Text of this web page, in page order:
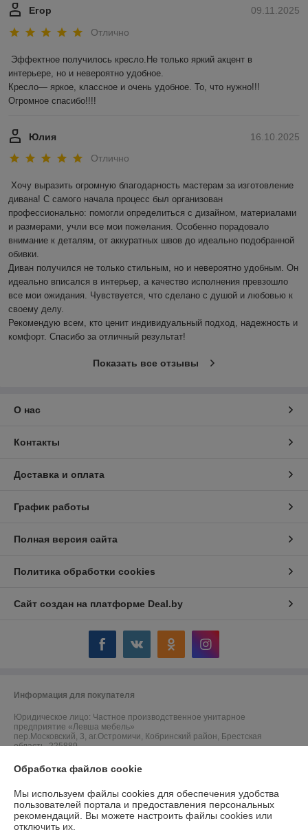
09.11.2025
Егор
Отлично
Эффектное получилось кресло.Не только яркий акцент в
интерьере, но и невероятно удобное.
Кресло— яркое, классное и очень удобное. То, что нужно!!!
Огромное спасибо!!!!
16.10.2025
Юлия
Отлично
Хочу выразить огромную благодарность мастерам за изготовление
дивана! С самого начала процесс был организован
профессионально: помогли определиться с дизайном, материалами
и размерами, учли все мои пожелания. Особенно порадовало
внимание к деталям, от аккуратных швов до идеально подобранной
обивки.
Диван получился не только стильным, но и невероятно удобным. Он
идеально вписался в интерьер, а качество исполнения превзошло
все мои ожидания. Чувствуется, что сделано с душой и любовью к
своему делу.
Рекомендую всем, кто ценит индивидуальный подход, надежность и
комфорт. Спасибо за отличный результат!
Показать все отзывы
О нас
Контакты
Доставка и оплата
График работы
Полная версия сайта
Политика обработки cookies
Сайт создан на платформе Deal.by
Информация для покупателя
Юридическое лицо: Частное производственное унитарное
предприятие «Левша мебель»
пер.Московский, 3, аг.Остромичи, Кобринский район, Брестская
область, 225889
Регистрационный номер ЕГР: 291744464
УНП: 291744464
Регистрационный орган: Кобринский районный исполнительный
комитет
Обработка файлов cookie
Мы используем файлы cookies для обеспечения удобства
пользователей портала и предоставления персональных
рекомендаций. Вы можете настроить файлы cookies или
отключить их.